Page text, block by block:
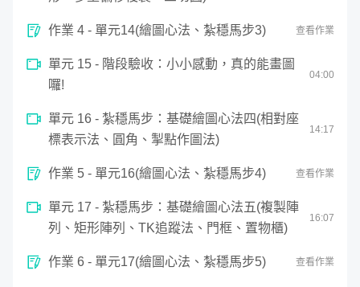
作業 4 - 單元14(繪圖心法、紮穩馬步3) 查看作業
單元 15 - 階段驗收：小小感動，真的能畫圖
囉!
04:00
單元 16 - 紮穩馬步：基礎繪圖心法四(相對座
標表示法、圓角、掣點作圖法)
14:17
作業 5 - 單元16(繪圖心法、紮穩馬步4) 查看作業
單元 17 - 紮穩馬步：基礎繪圖心法五(複製陣
列、矩形陣列、TK追蹤法、門框、置物櫃)
16:07
作業 6 - 單元17(繪圖心法、紮穩馬步5) 查看作業